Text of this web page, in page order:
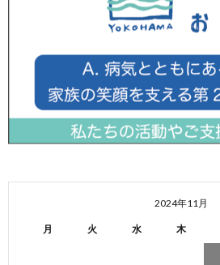
2024年11月
月 火 水 木